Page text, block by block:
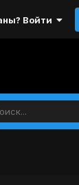
Войти